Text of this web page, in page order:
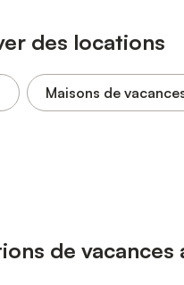
des locations
Maisons de
de